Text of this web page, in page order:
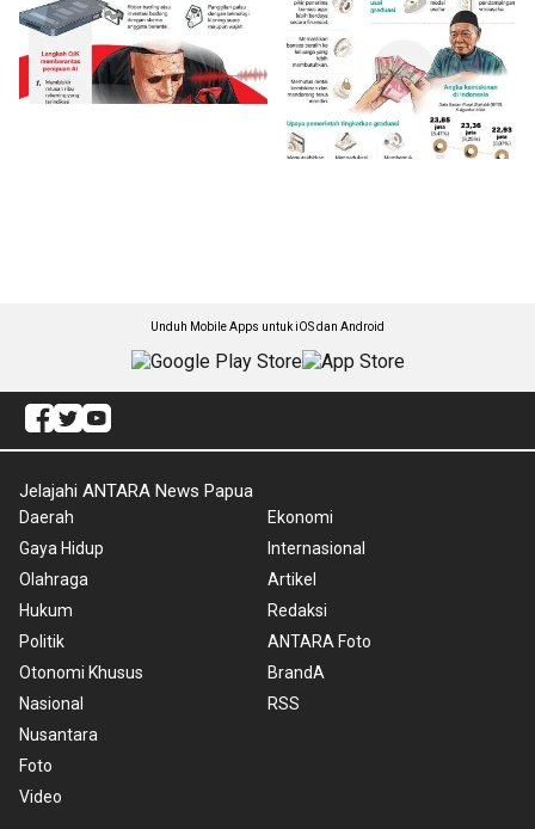
Unduh Mobile Apps untuk iOS dan Android
Jelajahi ANTARA News Papua
Daerah
Gaya Hidup
Olahraga
Hukum
Politik
Otonomi Khusus
Nasional
Nusantara
Foto
Video
Ekonomi
Internasional
Artikel
Redaksi
ANTARA Foto
BrandA
RSS